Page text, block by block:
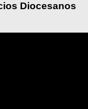
Diocesanos